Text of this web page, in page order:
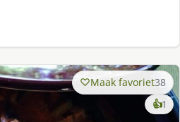
Maak favoriet38
👍1